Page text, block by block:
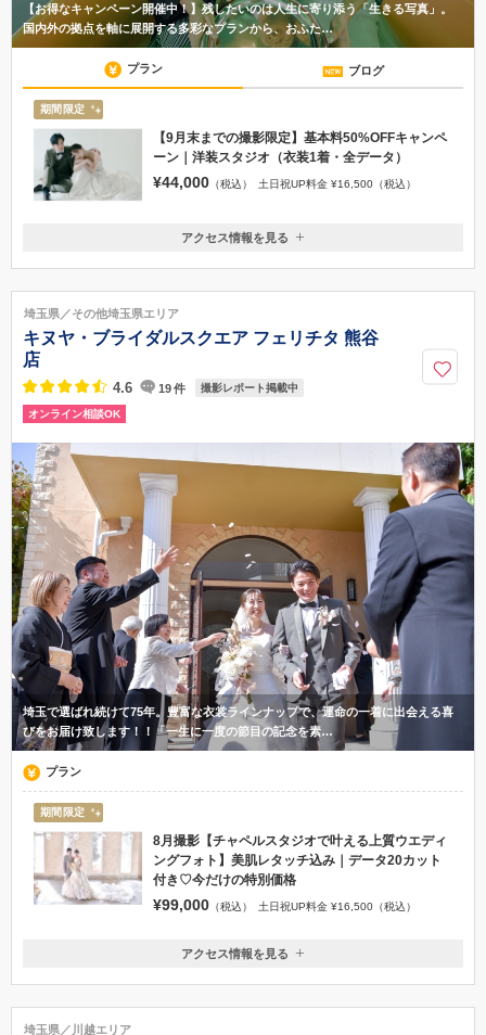
【お得なキャンペーン開催中！】残したいのは人生に寄り添う「生きる写真」。
国内外の拠点を軸に展開する多彩なプランから、おふた…
プラン ブログ
期間限定
【9月末までの撮影限定】基本料50%OFFキャンペ
ーン｜洋装スタジオ（衣装1着・全データ）
¥44,000 （税込） 土日祝UP料金 ¥16,500（税込）
埼玉県さいたま市大宮区桜木町2-3 大宮マルイ７F
048-640-1772
アクセス情報を見る
埼玉県／その他埼玉県エリア
キヌヤ・ブライダルスクエア フェリチタ 熊谷
店
4.6 19件 撮影レポート掲載中
オンライン相談OK
埼玉で選ばれ続けて75年。豊富な衣裳ラインナップで、運命の一着に出会える喜
びをお届け致します！！「一生に一度の節目の記念を素…
プラン
期間限定
8月撮影【チャペルスタジオで叶える上質ウエディ
ングフォト】美肌レタッチ込み｜データ20カット
付き♡今だけの特別価格
¥99,000 （税込） 土日祝UP料金 ¥16,500（税込）
埼玉県熊谷市銀座1-96
アクセス情報を見る
埼玉県／川越エリア